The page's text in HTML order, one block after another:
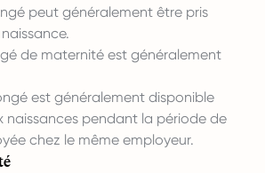
peut généralement être pris
de maternité est généralement
est généralement disponible
naissances pendant la période de
chez le même employeur.